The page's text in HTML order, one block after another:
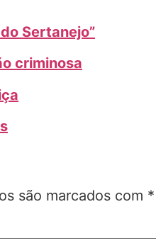
Sertanejo”
criminosa
são marcados com *